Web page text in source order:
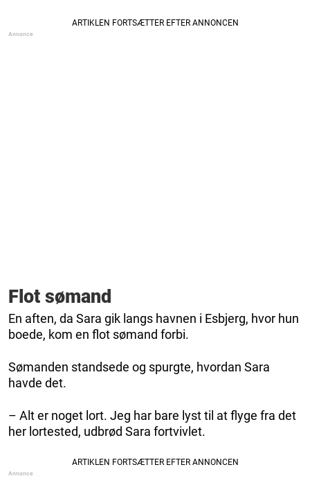
Flot sømand
En aften, da Sara gik langs havnen i Esbjerg, hvor hun
boede, kom en flot sømand forbi.
Sømanden standsede og spurgte, hvordan Sara
havde det.
– Alt er noget lort. Jeg har bare lyst til at flyge fra det
her lortested, udbrød Sara fortvivlet.